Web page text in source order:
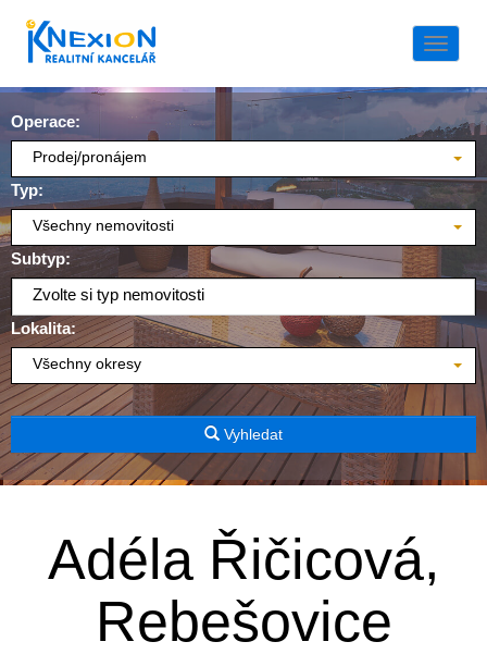
Operace:
Prodej/pronájem
Typ:
Všechny nemovitosti
Subtyp:
Zvolte si typ nemovitosti
Lokalita:
Všechny okresy
Vyhledat
Adéla Řičicová,
Rebešovice